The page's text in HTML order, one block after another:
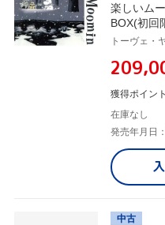
楽しいム
BOX(初回
獲得ポイン
在庫なし
発売年月日
中古